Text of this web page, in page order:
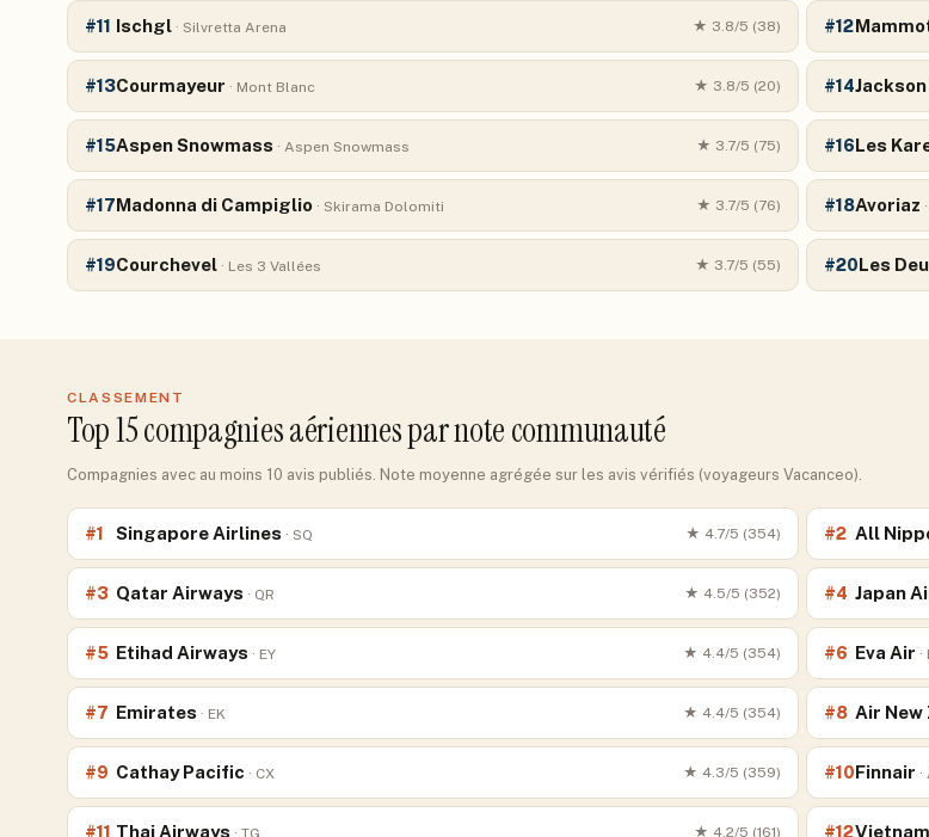
#11 Ischgl · Silvretta Arena ★ 3.8/5 (38) #12
#13Courmayeur · Mont Blanc ★ 3.8/5 (20) #14
#15Aspen Snowmass · Aspen Snowmass ★ 3.7/5 (75) #16Les
#17Madonna di Campiglio · Skirama Dolomiti ★ 3.7/5 (76) #18Avoriaz ·
#19Courchevel · Les 3 Vallées ★ 3.7/5 (55) #20Les
CLASSEMENT
Top15compagnies aériennes par note communauté
Compagnies avec au moins 10 avis publiés. Note moyenne agrégée sur les avis vérifiés (voyageurs Vacanceo).
#1 Singapore Airlines · SQ ★ 4.7/5 (354) #2 All
#3 Qatar Airways · QR ★ 4.5/5 (352) #4 Japan
#5 Etihad Airways · EY ★ 4.4/5 (354) #6 Eva Air ·
#7 Emirates · EK ★ 4.4/5 (354) #8 Air New
#9 Cathay Pacific · CX ★ 4.3/5 (359) #10Finnair ·
#11 Thai Airways · TG ★ 4.2/5 (161) #12